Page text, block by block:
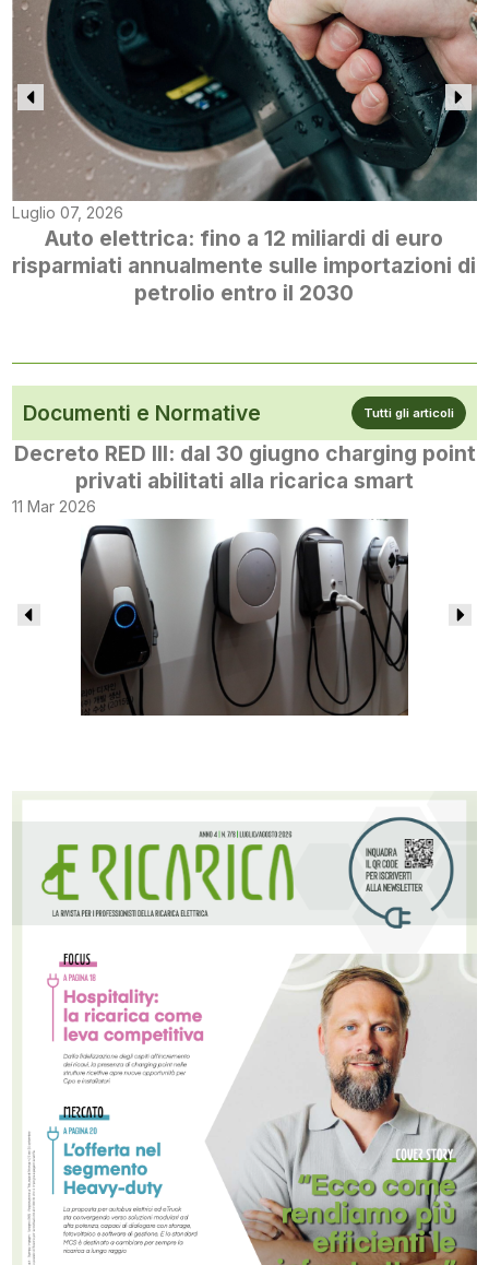
Luglio 07, 2026
Auto elettrica: fino a 12 miliardi di euro
risparmiati annualmente sulle importazioni di
petrolio entro il 2030
Documenti e Normative Tutti gli articoli
Decreto RED III: dal 30 giugno charging point
privati abilitati alla ricarica smart
11 Mar 2026